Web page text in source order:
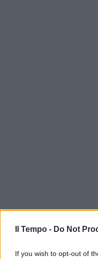
Il Tempo - Do Not
If you wish to opt-out of
In evidenza